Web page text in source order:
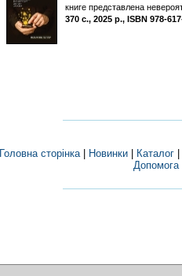
книге представлена
370 с., 2025 р., ISBN 978-
Головна сторінка| Новинки| Каталог|
Допомога